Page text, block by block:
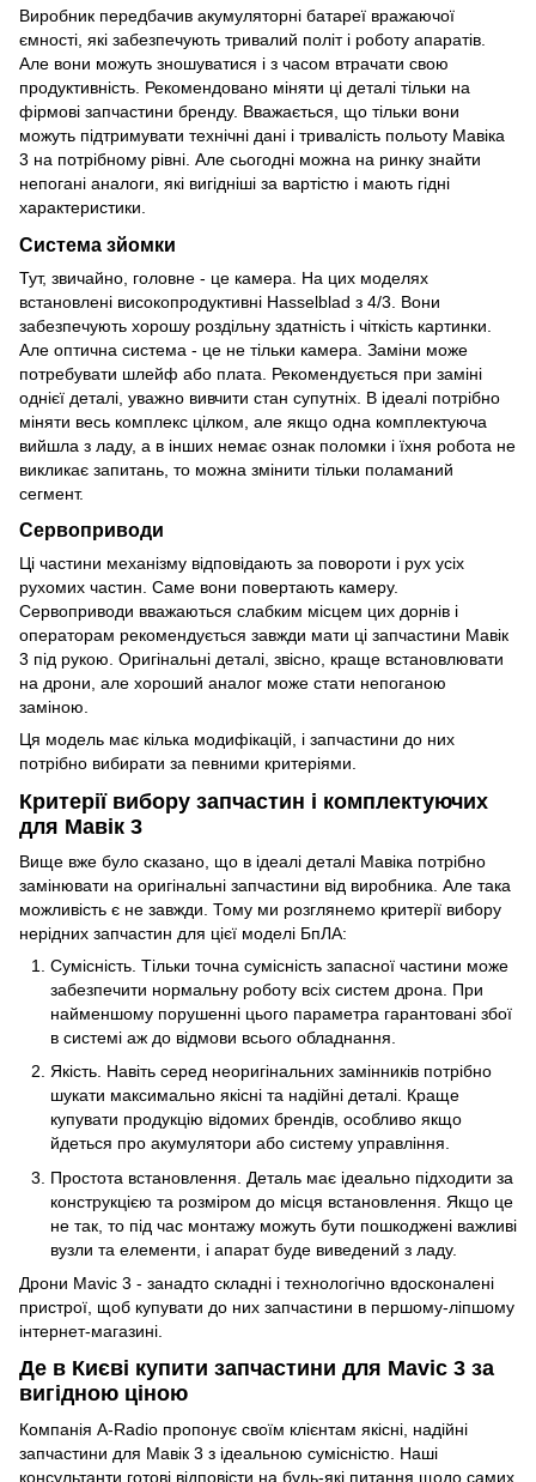
Виробник передбачив акумуляторні батареї вражаючої
ємності, які забезпечують тривалий політ і роботу апаратів.
Але вони можуть зношуватися і з часом втрачати свою
продуктивність. Рекомендовано міняти ці деталі тільки на
фірмові запчастини бренду. Вважається, що тільки вони
можуть підтримувати технічні дані і тривалість польоту Мавіка
3 на потрібному рівні. Але сьогодні можна на ринку знайти
непогані аналоги, які вигідніші за вартістю і мають гідні
характеристики.
Система зйомки
Тут, звичайно, головне - це камера. На цих моделях
встановлені високопродуктивні Hasselblad з 4/3. Вони
забезпечують хорошу роздільну здатність і чіткість картинки.
Але оптична система - це не тільки камера. Заміни може
потребувати шлейф або плата. Рекомендується при заміні
однієї деталі, уважно вивчити стан супутніх. В ідеалі потрібно
міняти весь комплекс цілком, але якщо одна комплектуюча
вийшла з ладу, а в інших немає ознак поломки і їхня робота не
викликає запитань, то можна змінити тільки поламаний
сегмент.
Сервоприводи
Ці частини механізму відповідають за повороти і рух усіх
рухомих частин. Саме вони повертають камеру.
Сервоприводи вважаються слабким місцем цих дорнів і
операторам рекомендується завжди мати ці запчастини Мавік
3 під рукою. Оригінальні деталі, звісно, краще встановлювати
на дрони, але хороший аналог може стати непоганою
заміною.
Ця модель має кілька модифікацій, і запчастини до них
потрібно вибирати за певними критеріями.
Критерії вибору запчастин і комплектуючих
для Мавік 3
Вище вже було сказано, що в ідеалі деталі Мавіка потрібно
замінювати на оригінальні запчастини від виробника. Але така
можливість є не завжди. Тому ми розглянемо критерії вибору
нерідних запчастин для цієї моделі БпЛА:
Сумісність. Тільки точна сумісність запасної частини може
забезпечити нормальну роботу всіх систем дрона. При
найменшому порушенні цього параметра гарантовані збої
в системі аж до відмови всього обладнання.
Якість. Навіть серед неоригінальних замінників потрібно
шукати максимально якісні та надійні деталі. Краще
купувати продукцію відомих брендів, особливо якщо
йдеться про акумулятори або систему управління.
Простота встановлення. Деталь має ідеально підходити за
конструкцією та розміром до місця встановлення. Якщо це
не так, то під час монтажу можуть бути пошкоджені важливі
вузли та елементи, і апарат буде виведений з ладу.
Дрони Mavic 3 - занадто складні і технологічно вдосконалені
пристрої, щоб купувати до них запчастини в першому-ліпшому
інтернет-магазині.
Де в Києві купити запчастини для Mavic 3 за
вигідною ціною
Компанія A-Radio пропонує своїм клієнтам якісні, надійні
запчастини для Мавік 3 з ідеальною сумісністю. Наші
консультанти готові відповісти на будь-які питання щодо самих